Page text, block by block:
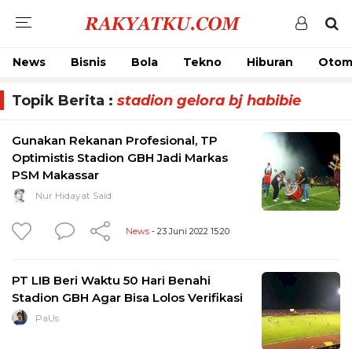
News Bisnis Bola Tekno Hiburan
Topik Berita : stadion gelora bj habibie
Gunakan Rekanan Profesional, TP
Optimistis Stadion GBH Jadi Markas
PSM Makassar
Nur Hidayat Said
News - 23 Juni 2022 15:20
PT LIB Beri Waktu 50 Hari Benahi
Stadion GBH Agar Bisa Lolos Verifikasi
PaUs